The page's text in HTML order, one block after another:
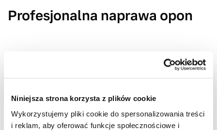
Niniejsza strona korzysta z plików cookie
Wykorzystujemy pliki cookie do spersonalizowania treści
i reklam, aby oferować funkcje społecznościowe i
Profesjonalna naprawa opon
z wieloletnim doświadczeniem, dla których serwis opon
to chleb powszedni. Wulkanizacja w ich wykonaniu
od rodzaju przerwania opony, a także miejsca, w którym
do niego doszło.